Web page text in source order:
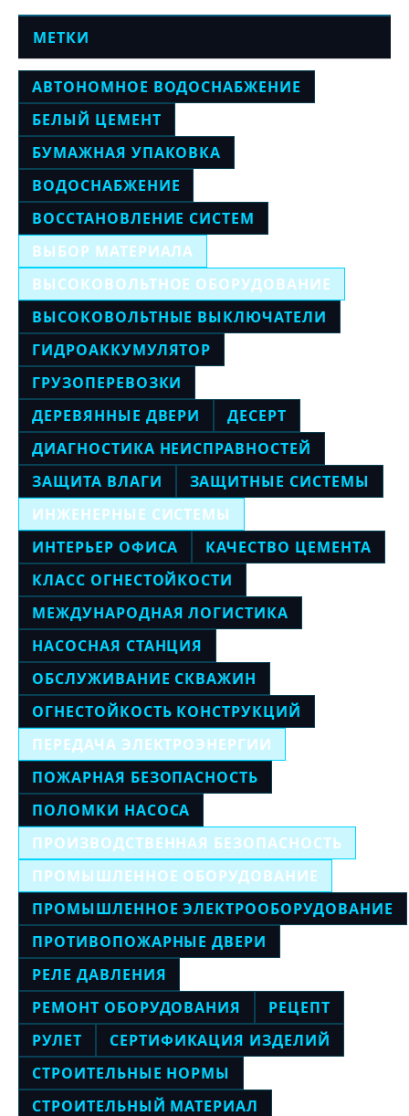
МЕТКИ
АВТОНОМНОЕ ВОДОСНАБЖЕНИЕ
БЕЛЫЙ ЦЕМЕНТ
БУМАЖНАЯ УПАКОВКА
ВОДОСНАБЖЕНИЕ
ВОССТАНОВЛЕНИЕ СИСТЕМ
ВЫБОР МАТЕРИАЛА
ВЫСОКОВОЛЬТНОЕ ОБОРУДОВАНИЕ
ВЫСОКОВОЛЬТНЫЕ ВЫКЛЮЧАТЕЛИ
ГИДРОАККУМУЛЯТОР
ГРУЗОПЕРЕВОЗКИ
ДЕРЕВЯННЫЕ ДВЕРИ
ДЕСЕРТ
ДИАГНОСТИКА НЕИСПРАВНОСТЕЙ
ЗАЩИТА ВЛАГИ
ЗАЩИТНЫЕ СИСТЕМЫ
ИНЖЕНЕРНЫЕ СИСТЕМЫ
ИНТЕРЬЕР ОФИСА
КАЧЕСТВО ЦЕМЕНТА
КЛАСС ОГНЕСТОЙКОСТИ
МЕЖДУНАРОДНАЯ ЛОГИСТИКА
НАСОСНАЯ СТАНЦИЯ
ОБСЛУЖИВАНИЕ СКВАЖИН
ОГНЕСТОЙКОСТЬ КОНСТРУКЦИЙ
ПЕРЕДАЧА ЭЛЕКТРОЭНЕРГИИ
ПОЖАРНАЯ БЕЗОПАСНОСТЬ
ПОЛОМКИ НАСОСА
ПРОИЗВОДСТВЕННАЯ БЕЗОПАСНОСТЬ
ПРОМЫШЛЕННОЕ ОБОРУДОВАНИЕ
ПРОМЫШЛЕННОЕ ЭЛЕКТРООБОРУДОВАНИЕ
ПРОТИВОПОЖАРНЫЕ ДВЕРИ
РЕЛЕ ДАВЛЕНИЯ
РЕМОНТ ОБОРУДОВАНИЯ
РЕЦЕПТ
РУЛЕТ
СЕРТИФИКАЦИЯ ИЗДЕЛИЙ
СТРОИТЕЛЬНЫЕ НОРМЫ
СТРОИТЕЛЬНЫЙ МАТЕРИАЛ